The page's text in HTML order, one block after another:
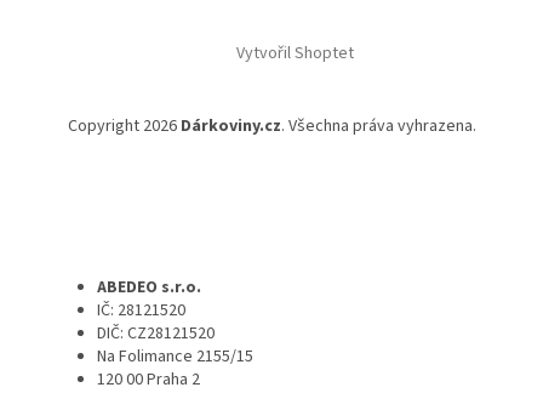
Vytvořil Shoptet
Copyright 2026 Dárkoviny.cz. Všechna práva vyhrazena.
ABEDEO s.r.o.
IČ: 28121520
DIČ: CZ28121520
Na Folimance 2155/15
120 00 Praha 2